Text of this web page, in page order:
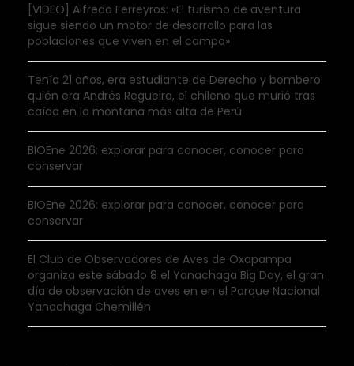
[VIDEO] Alfredo Ferreyros: «El turismo de aventura
sigue siendo un motor de desarrollo para las
poblaciones que viven en el campo»
Tenía 21 años, era estudiante de Derecho y bombero:
quién era Andrés Regueira, el chileno que murió tras
caída en la montaña más alta de Perú
BIOEne 2026: explorar para conocer, conocer para
conservar
BIOEne 2026: explorar para conocer, conocer para
conservar
El Club de Observadores de Aves de Oxapampa
organiza este sábado 8 el Yanachaga Big Day, el gran
día de observación de aves en en el Parque Nacional
Yanachaga Chemillén